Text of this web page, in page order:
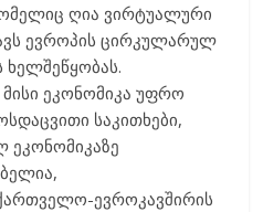
ღია ვირტუალური
ევროპის ცირკულარულ
ხელშეწყობას.
ეკონომიკა უფრო
საკითხები,
ევროკავშირის